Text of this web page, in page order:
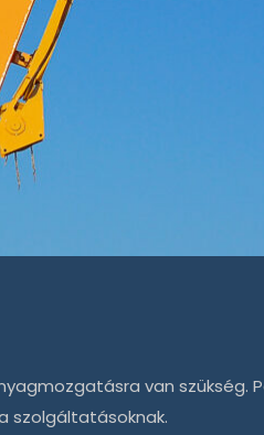
van szükség.
szolgáltatásoknak.